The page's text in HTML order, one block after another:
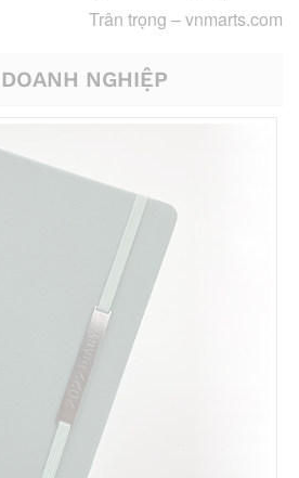
Trân trọng –vnmarts.com
NGHIỆP